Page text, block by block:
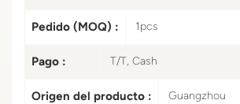
Pedido (MOQ) : 1pcs
Pago : T/T, Cash
Origen del producto : Guangzhou